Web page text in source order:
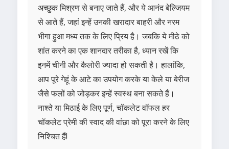
अच्छुक मिश्रण से बनाए जाते हैं, और ये आनंद बेल्जियम
से आते हैं, जहां इन्हें उनकी खरादार बाहरी और नरम
भीगा हुआ मध्य तक के लिए प्रिय है। जबकि ये मीठे को
शांत करने का एक शानदार तरीका है, ध्यान रखें कि
इनमें चीनी और कैलोरी ज्यादा हो सकती है। हालांकि,
आप पूरे गेहूं के आटे का उपयोग करके या केले या बेरीज
जैसे फलों को जोड़कर इन्हें स्वस्थ बना सकते हैं।
नाश्ते या मिठाई के लिए पूर्ण, चॉकलेट वॉफल हर
चॉकलेट प्रेमी की स्वाद की वांछा को पूरा करने के लिए
निश्चित हैं!